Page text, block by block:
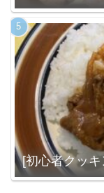
[初心者クッ